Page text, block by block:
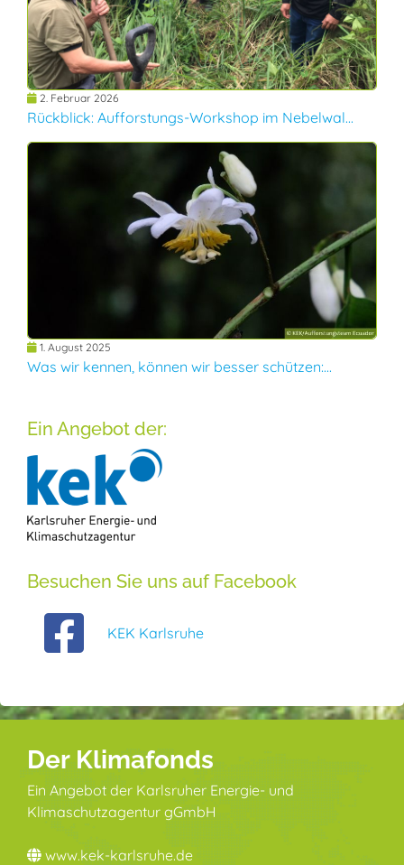
2. Februar 2026
Rückblick: Aufforstungs-Workshop im Nebelwal...
1. August 2025
Was wir kennen, können wir besser schützen:...
Ein Angebot der:
Besuchen Sie uns auf Facebook
KEK Karlsruhe
Der Klimafonds
Ein Angebot der Karlsruher Energie- und
Klimaschutzagentur gGmbH
www.kek-karlsruhe.de